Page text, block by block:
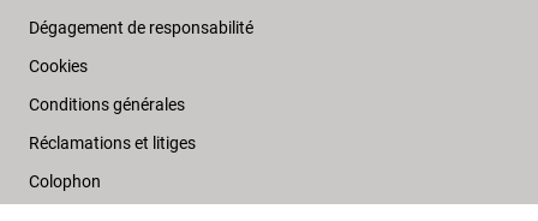
Dégagement de responsabilité
Cookies
Conditions générales
Réclamations et litiges
Colophon